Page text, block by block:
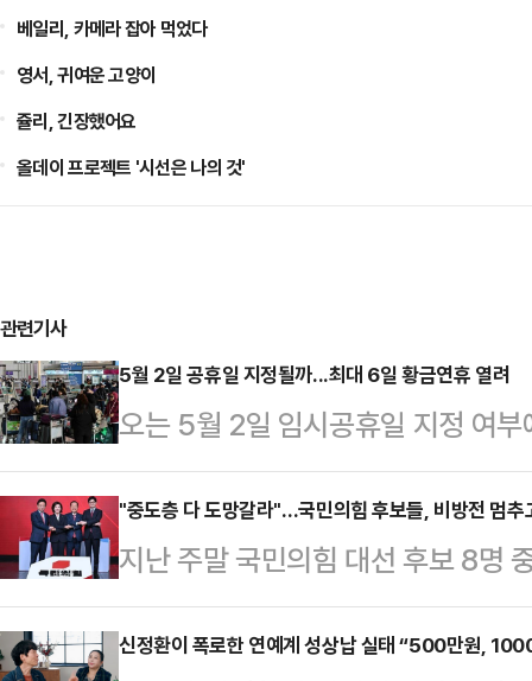
베일리, 카메라 잡아 먹었다
영서, 귀여운 고양이
쥴리, 긴장했어요
올데이 프로젝트 '시선은 나의 것'
관련기사
5월 2일 공휴일 지정될까...최대 6일 황금연휴 열려
오는 5월 2일 임시공휴일 지정 여
5일 어린이날이 부처님오신날과
일까지 이어지는 황금연휴가 예정
일이 임시공휴일로 추가 지정되면
는 지난 설 연휴에 임시공휴일을 지
방식의 결정을 기대하고 있다. 설
"중도층 다 도망갈라"…국민의힘 후보들, 비방전 멈
지난 주말 국민의힘 대선 후보 8명
열렸다. A조와 B조로 나뉜 토론회
부터 많은 기대를 모았다. 결과는
신정환이 폭로한 연예계 성상납 실태 “500만원,